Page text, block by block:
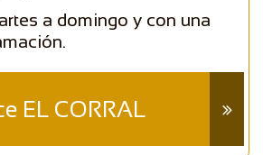
a domingo y con una
EL CORRAL 